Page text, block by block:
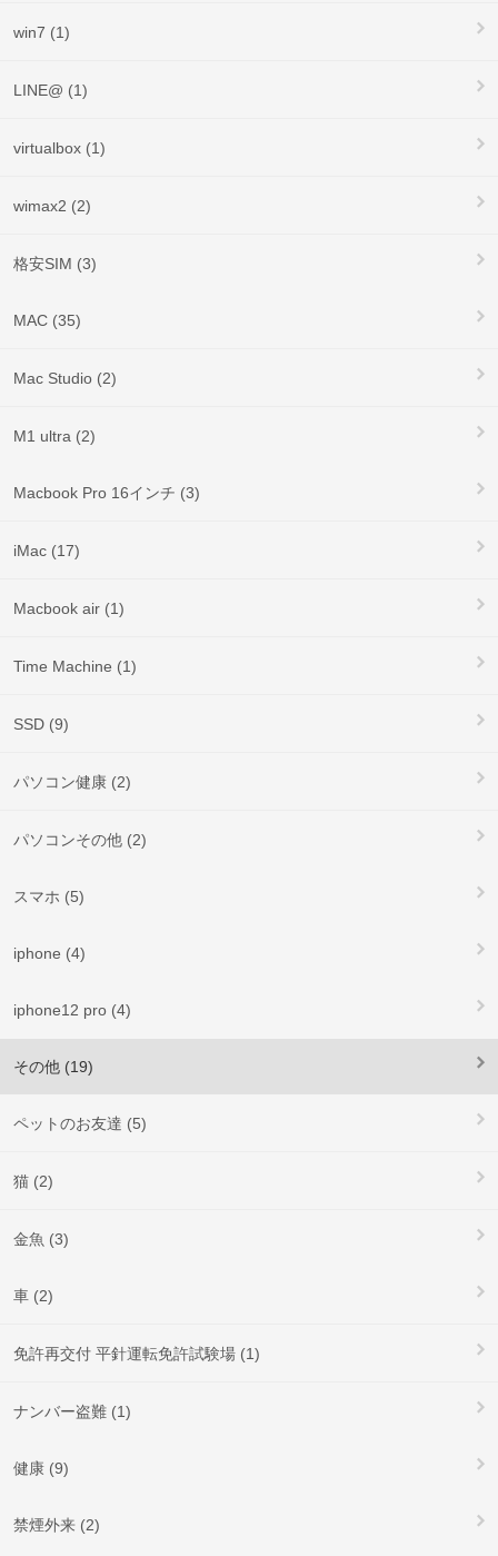
win7 (1)
LINE@ (1)
virtualbox (1)
wimax2 (2)
格安SIM (3)
MAC (35)
Mac Studio (2)
M1 ultra (2)
Macbook Pro 16インチ (3)
iMac (17)
Macbook air (1)
Time Machine (1)
SSD (9)
パソコン健康 (2)
パソコンその他 (2)
スマホ (5)
iphone (4)
iphone12 pro (4)
その他 (19)
ペットのお友達 (5)
猫 (2)
金魚 (3)
車 (2)
免許再交付 平針運転免許試験場 (1)
ナンバー盗難 (1)
健康 (9)
禁煙外来 (2)